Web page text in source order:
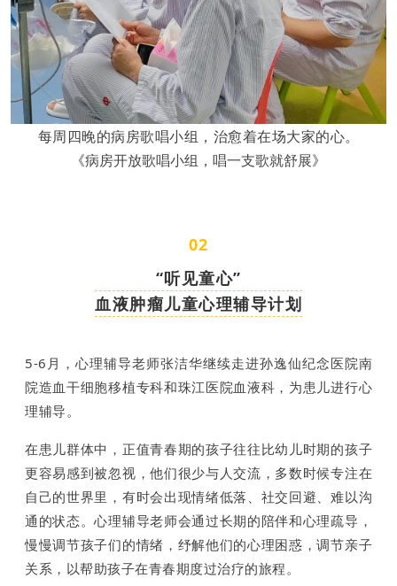
每周四晚的病房歌唱小组，治愈着在场大家的心。
《病房开放歌唱小组，唱一支歌就舒展》
02
“听见童心”
血液肿瘤儿童心理辅导计划
5-6月，心理辅导老师张洁华继续走进孙逸仙纪念医院南
院造血干细胞移植专科和珠江医院血液科，为患儿进行心
理辅导。
在患儿群体中，正值青春期的孩子往往比幼儿时期的孩子
更容易感到被忽视，他们很少与人交流，多数时候专注在
自己的世界里，有时会出现情绪低落、社交回避、难以沟
通的状态。心理辅导老师会通过长期的陪伴和心理疏导，
慢慢调节孩子们的情绪，纾解他们的心理困惑，调节亲子
关系，以帮助孩子在青春期度过治疗的旅程。